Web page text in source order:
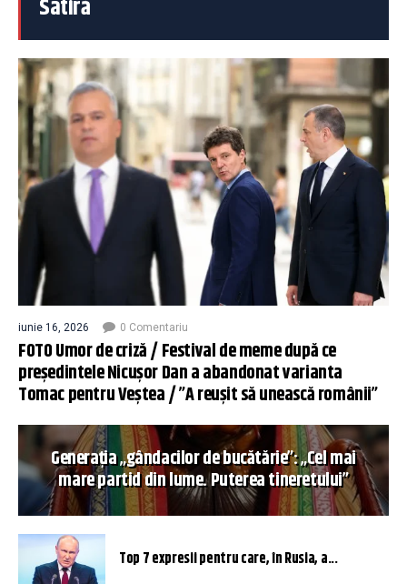
Satiră
iunie 16, 2026 0 Comentariu
FOTO Umor de criză / Festival de meme după ce
președintele Nicușor Dan a abandonat varianta
Tomac pentru Veștea / ”A reușit să unească românii”
Generația „gândacilor de bucătărie”: „Cel mai
mare partid din lume. Puterea tineretului”
Top 7 expresii pentru care, în Rusia, a...